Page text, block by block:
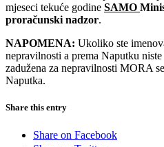
mjeseci tekuće godine SAMO
proračunski nadzor.
NAPOMENA: Ukoliko ste
nepravilnosti a prema Naputku
zadužena za nepravilnosti MORA
Naputka.
Share this entry
Share on Facebook